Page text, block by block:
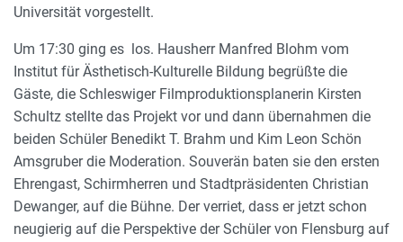
Universität vorgestellt.
Um 17:30 ging es los. Hausherr Manfred Blohm vom
Institut für Ästhetisch-Kulturelle Bildung begrüßte die
Gäste, die Schleswiger Filmproduktionsplanerin Kirsten
Schultz stellte das Projekt vor und dann übernahmen die
beiden Schüler Benedikt T. Brahm und Kim Leon Schön
Amsgruber die Moderation. Souverän baten sie den ersten
Ehrengast, Schirmherren und Stadtpräsidenten Christian
Dewanger, auf die Bühne. Der verriet, dass er jetzt schon
neugierig auf die Perspektive der Schüler von Flensburg auf